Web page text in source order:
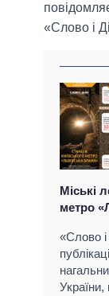
«Слово і
Міські
метро
«Слово